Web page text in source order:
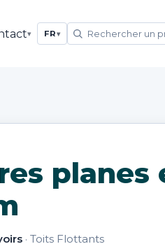
▾ FR▾
planes
· Toits Flottants